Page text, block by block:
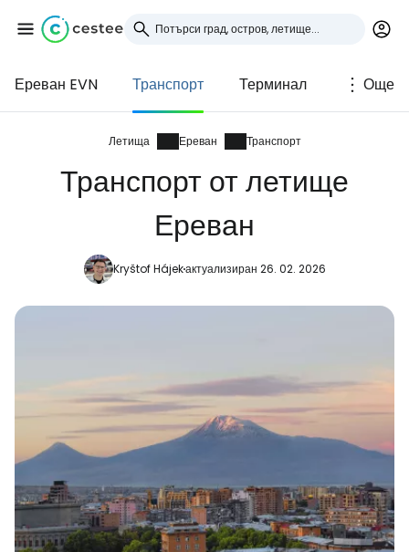
Ереван EVN Транспорт Терминал Още
Летища Ереван Транспорт
Транспорт от летище
Ереван
Kryštof Hájekактуализиран 26. 02. 2026
Влезте в Cestee
... световната общност на туристите
Продължете с Google
Продължете с Facebook